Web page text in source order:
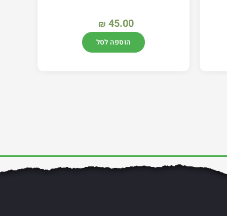
₪ 45.00
הוספה לסל